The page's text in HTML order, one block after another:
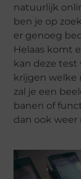
natuurlijk
ben je op
er genoeg
Helaas komt
kan deze
krijgen welke
zal je een
banen of
dan ook weer